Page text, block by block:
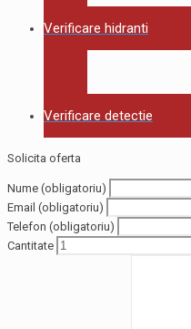
Verificare hidranti
Verificare detectie
Solicita oferta
Nume (obligatoriu)
Email (obligatoriu)
Telefon (obligatoriu)
Cantitate